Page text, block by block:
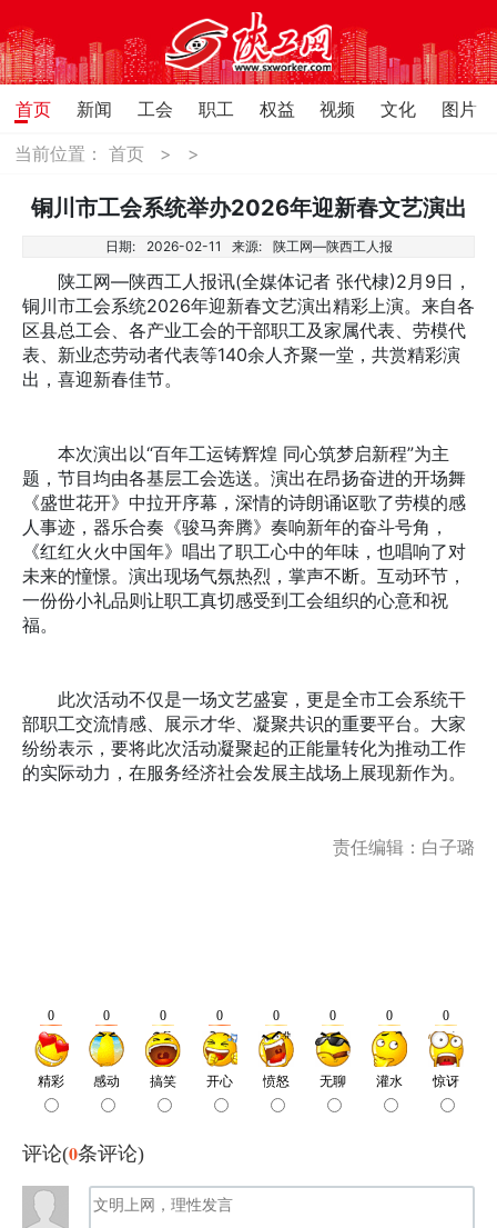
首页 新闻 工会 职工 权益 视频 文化
图片
当前位置：首页 > >
铜川市工会系统举办2026年迎新春文艺演出
日期: 2026-02-11 来源: 陕工网—陕西工人报
陕工网—陕西工人报讯(全媒体记者 张代棣)2月9日，
铜川市工会系统2026年迎新春文艺演出精彩上演。来自各
区县总工会、各产业工会的干部职工及家属代表、劳模代
表、新业态劳动者代表等140余人齐聚一堂，共赏精彩演
出，喜迎新春佳节。
本次演出以“百年工运铸辉煌 同心筑梦启新程”为主
题，节目均由各基层工会选送。演出在昂扬奋进的开场舞
《盛世花开》中拉开序幕，深情的诗朗诵讴歌了劳模的感
人事迹，器乐合奏《骏马奔腾》奏响新年的奋斗号角，
《红红火火中国年》唱出了职工心中的年味，也唱响了对
未来的憧憬。演出现场气氛热烈，掌声不断。互动环节，
一份份小礼品则让职工真切感受到工会组织的心意和祝
福。
此次活动不仅是一场文艺盛宴，更是全市工会系统干
部职工交流情感、展示才华、凝聚共识的重要平台。大家
纷纷表示，要将此次活动凝聚起的正能量转化为推动工作
的实际动力，在服务经济社会发展主战场上展现新作为。
责任编辑：白子璐
评论(0条评论)